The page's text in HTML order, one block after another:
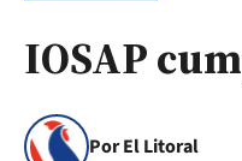
IOSAP
Por El Litoral